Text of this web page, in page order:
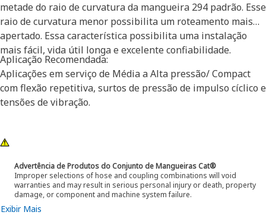
metade do raio de curvatura da mangueira 294 padrão. Esse
raio de curvatura menor possibilita um roteamento mais
apertado. Essa característica possibilita uma instalação
mais fácil, vida útil longa e excelente confiabilidade.
Aplicação Recomendada:
Aplicações em serviço de Média a Alta pressão/ Compact
com flexão repetitiva, surtos de pressão de impulso cíclico e
tensões de vibração.
Advertência de Produtos do Conjunto de Mangueiras Cat®
Improper selections of hose and coupling combinations will void
warranties and may result in serious personal injury or death, property
damage, or component and machine system failure.
Exibir Mais